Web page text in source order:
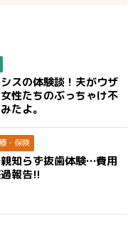
スの体験談！夫がウザ
性たちのぶっちゃけ不
たよ。
・保険
知らず抜歯体験…費用
報告!!